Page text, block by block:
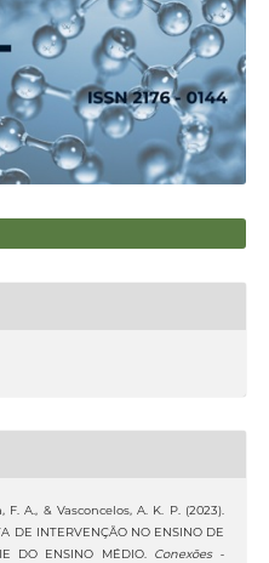
F. A., & Vasconcelos, A. K. P. (2023).
DE INTERVENÇÃO NO ENSINO DE
DO ENSINO MÉDIO.
Conexões -